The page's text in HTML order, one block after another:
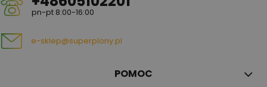
pn-pt 8:00-16:00
e-sklep@superplony.pl
POMOC